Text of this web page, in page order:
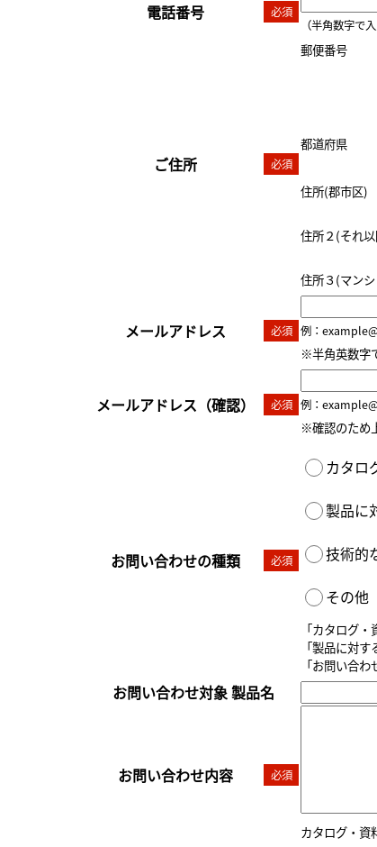
電話番号
必須
（半角数字で
ご住所 必須
郵便番号
都道府県
住所(郡市区)
住所２(それ
住所３(マン
メールアドレス 必須 例：
※半角英数字
メールアドレス （確認） 必須 例：
※確認のため
お問い合わせの種類 必須
カタロ
製品に
技術的
その他
「カタログ
「製品に対
「お問い合
お問い合わせ対象 製品名
お問い合わせ内容 必須
カタログ・資